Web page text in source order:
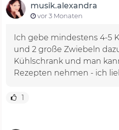
musik.alexandra
vor 3 Monaten
Ich gebe mindestens 4-5
und 2 große Zwiebeln
Kühlschrank und man
Rezepten nehmen - ich
1